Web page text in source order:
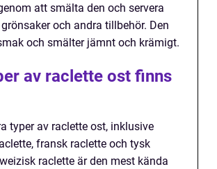
att smälta den och servera
och andra tillbehör. Den
och smälter jämnt och krämigt.
av raclette ost finns
typer av raclette ost, inklusive
fransk raclette och tysk
raclette är den mest kända